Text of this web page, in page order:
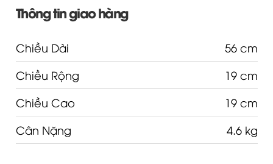
Thông tin giao hàng
Chiều Dài
56 cm
Chiều Rộng
19 cm
Chiều Cao
19 cm
Cân Nặng
4.6 kg